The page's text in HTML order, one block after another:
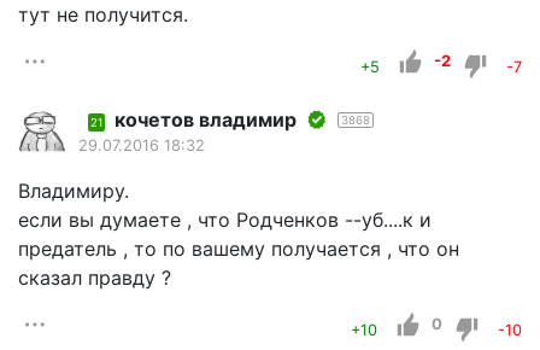
тут не получится.
+5 -2 -7
21 кочетов владимир 3868
29.07.2016 18:32
Владимиру.
если вы думаете , что Родченков --уб....к и
предатель , то по вашему получается , что он
сказал правду ?
+10 0 -10